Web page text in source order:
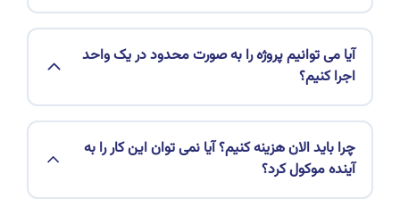
آیا می توانیم پروژه را به صورت محدود در یک واحد
اجرا کنیم؟
چرا باید الان هزینه کنیم؟ آیا نمی توان این کار را به
آینده موکول کرد؟